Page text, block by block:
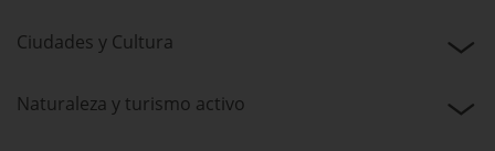
Ciudades y Cultura
Naturaleza y turismo activo